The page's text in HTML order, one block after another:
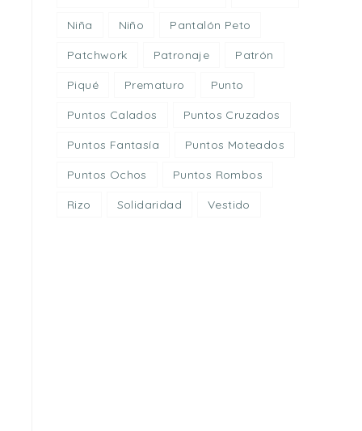
Niña Niño Pantalón Peto
Patchwork Patronaje Patrón
Piqué Prematuro Punto
Puntos Calados Puntos Cruzados
Puntos Fantasía Puntos Moteados
Puntos Ochos Puntos Rombos
Rizo Solidaridad Vestido